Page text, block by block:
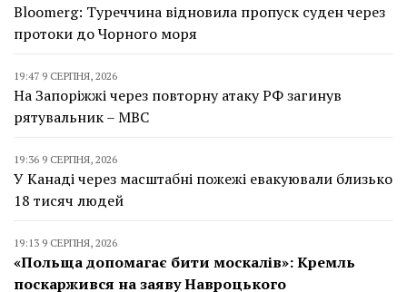
Bloomerg: Туреччина відновила пропуск суден через
протоки до Чорного моря
19:47 9 СЕРПНЯ, 2026
На Запоріжжі через повторну атаку РФ загинув
рятувальник – МВС
19:36 9 СЕРПНЯ, 2026
У Канаді через масштабні пожежі евакуювали близько
18 тисяч людей
19:13 9 СЕРПНЯ, 2026
«Польща допомагає бити москалів»: Кремль
поскаржився на заяву Навроцького